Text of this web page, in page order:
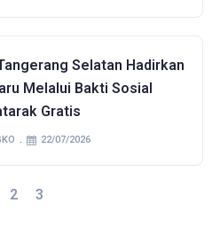
Selatan Hadirkan
Melalui Bakti Sosial
Gratis
22/07/2026
2 3